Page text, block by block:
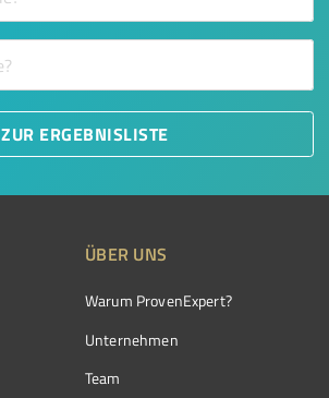
ZUR ERGEBNISLISTE
ÜBER UNS
Warum ProvenExpert?
Unternehmen
Team